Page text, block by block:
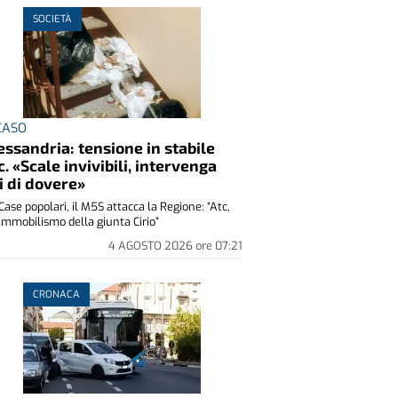
SOCIETÀ
tensione in stabile
«Scale invivibili, intervenga
di dovere»
4 AGOSTO 2026ore 07:21
popolari, il M5S attacca la Regione: “Atc,
immobilismo della giunta Cirio”
CRONACA